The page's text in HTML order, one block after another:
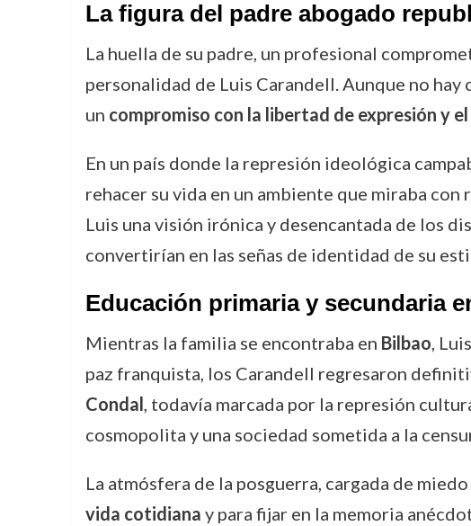
La figura del padre abogado
La huella de su padre, un profesional
personalidad de Luis Carandell. Aunque no hay
un compromiso con la libertad de expresión y
En un país donde la represión ideológica
rehacer su vida en un ambiente que miraba
Luis una visión irónica y desencantada de los
convertirían en las señas de identidad de su
Educación primaria y secundaria
Mientras la familia se encontraba en Bilbao,
paz franquista, los Carandell regresaron
Condal, todavía marcada por la represión
cosmopolita y una sociedad sometida a la
La atmósfera de la posguerra, cargada de
vida cotidiana y para fijar en la memoria